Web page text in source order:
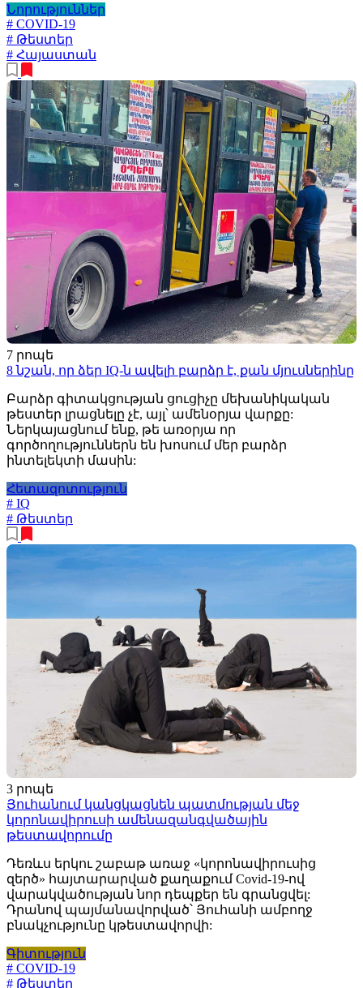
Նորություններ
# COVID-19
# Թեստեր
# Հայաստան
7 րոպե
8 նշան, որ ձեր IQ-ն ավելի բարձր է, քան մյուսներինը
Բարձր գիտակցության ցուցիչը մեխանիկական
թեստեր լրացնելը չէ, այլ՝ ամենօրյա վարքը:
Ներկայացնում ենք, թե առօրյա որ
գործողություններն են խոսում մեր բարձր
ինտելեկտի մասին:
Հետազոտություն
# IQ
# Թեստեր
3 րոպե
Յուհանում կանցկացնեն պատմության մեջ
կորոնավիրուսի ամենազանգվածային
թեստավորումը
Դեռևս երկու շաբաթ առաջ «կորոնավիրուսից
զերծ» հայտարարված քաղաքում Covid-19-ով
վարակվածության նոր դեպքեր են գրանցվել:
Դրանով պայմանավորված՝ Յուհանի ամբողջ
բնակչությունը կթեստավորվի:
Գիտություն
# COVID-19
# Թեստեր